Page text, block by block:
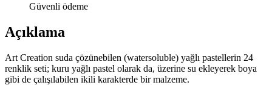
Güvenli ödeme
Açıklama
Art Creation suda çözünebilen (watersoluble) yağlı pastellerin 24
renklik seti; kuru yağlı pastel olarak da, üzerine su ekleyerek boya
gibi de çalışılabilen ikili karakterde bir malzeme.